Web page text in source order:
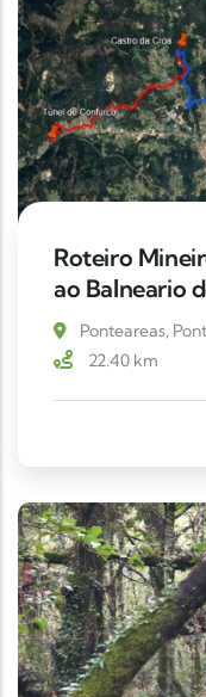
Roteiro
ao Balneario
Ponteareas,
22.40 km